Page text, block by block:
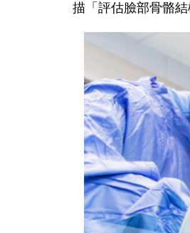
描「評估臉部骨骼